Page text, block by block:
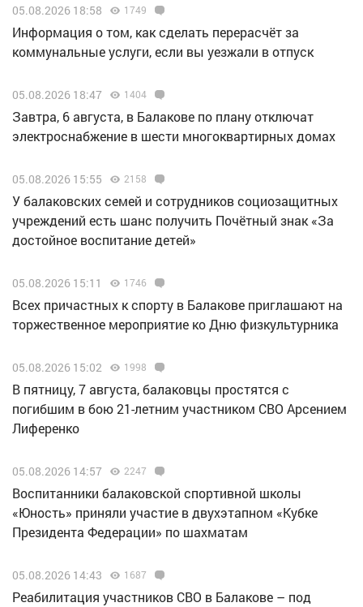
05.08.2026 18:58 1749
Информация о том, как сделать перерасчёт за
коммунальные услуги, если вы уезжали в отпуск
05.08.2026 18:47 1404
Завтра, 6 августа, в Балакове по плану отключат
электроснабжение в шести многоквартирных домах
05.08.2026 15:55 2158
У балаковских семей и сотрудников социозащитных
учреждений есть шанс получить Почётный знак «За
достойное воспитание детей»
05.08.2026 15:11 1746
Всех причастных к спорту в Балакове приглашают на
торжественное мероприятие ко Дню физкультурника
05.08.2026 15:02 1998
В пятницу, 7 августа, балаковцы простятся с
погибшим в бою 21-летним участником СВО Арсением
Лиференко
05.08.2026 14:57 2247
Воспитанники балаковской спортивной школы
«Юность» приняли участие в двухэтапном «Кубке
Президента Федерации» по шахматам
05.08.2026 14:43 1687
Реабилитация участников СВО в Балакове – под